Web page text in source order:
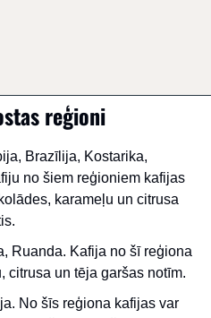
reģioni
Brazīlija, Kostarika,
no šiem reģioniem kafijas
karameļu un citrusa
Ruanda. Kafija no šī reģiona
citrusa un tēja garšas notīm.
No šīs reģiona kafijas var